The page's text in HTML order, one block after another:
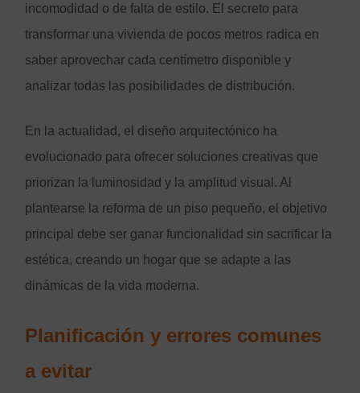
incomodidad o de falta de estilo. El secreto para
transformar una vivienda de pocos metros radica en
saber aprovechar cada centímetro disponible y
analizar todas las posibilidades de distribución.
En la actualidad, el diseño arquitectónico ha
evolucionado para ofrecer soluciones creativas que
priorizan la luminosidad y la amplitud visual. Al
plantearse la reforma de un piso pequeño, el objetivo
principal debe ser ganar funcionalidad sin sacrificar la
estética, creando un hogar que se adapte a las
dinámicas de la vida moderna.
Planificación y errores comunes
a evitar